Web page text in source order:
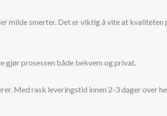
smerter. Det er viktig å vite at kvaliteten
gjør prosessen både bekvem og privat.
Med rask leveringstid innen 2-3 dager over